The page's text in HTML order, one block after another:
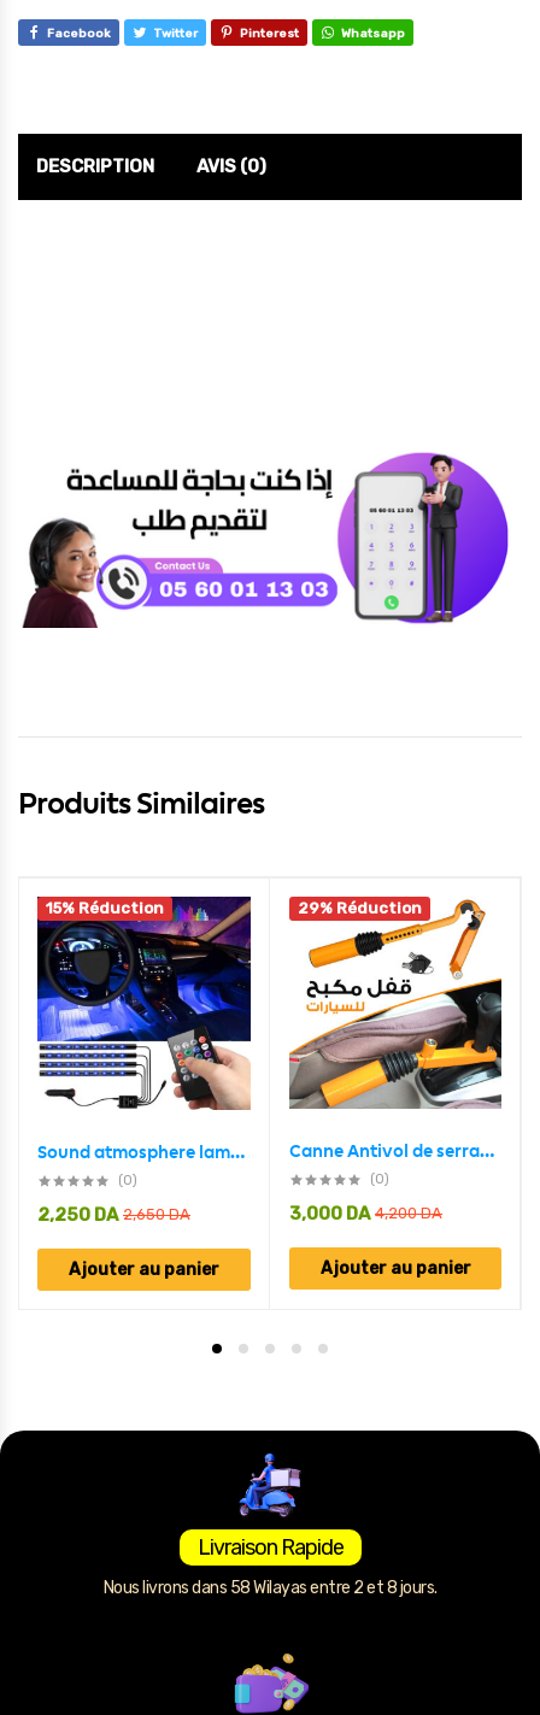
Facebook Twitter Pinterest Whatsapp
DESCRIPTION AVIS (0)
Produits Similaires
15% Réduction
Sound atmosphere lamp 48 LED pour voiture
(0)
2,650DA
2,250 DA
Ajouter au panier
29% Réduction
Canne Antivol de serrage du frein à main au le levier de vitesse
(0)
4,200DA
3,000 DA
Ajouter au panier
Livraison Rapide
Nous livrons dans 58 Wilayas entre 2 et 8 jours.